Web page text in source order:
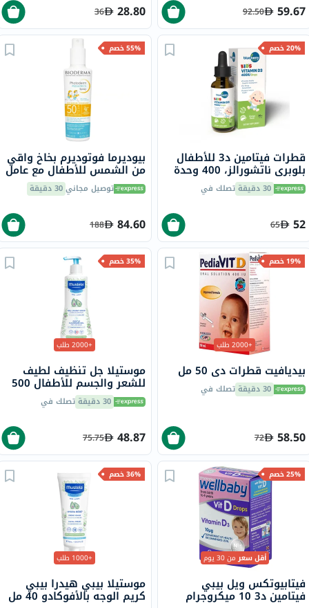
59.67
92.50
28.80
36
20% خصم
قطرات فيتامين د3 للأطفال
بلوبري ناتشورالز، 400 وحدة
دولية، 30 مل30 دقيقة تصلك في
52
65
55% خصم
بيوديرما فوتوديرم بخاخ واقي
من الشمس للأطفال مع عامل
حماية 50+، 200 ملتوصيل مجاني30 دقيقة
84.60
188
19% خصم
+2000 طلب
بيديافيت قطرات دي 50 مل
30 دقيقة تصلك في
58.50
72
35% خصم
+2000 طلب
موستيلا جل تنظيف لطيف
للشعر والجسم للأطفال 500
مل 30 دقيقة تصلك في
48.87
75.75
25% خصم
أقل سعرمن 30 يوم
فيتابيوتكس ويل بيبي
فيتامين د3 10 ميكروجرام
36% خصم
+1000 طلب
موستيلا بيبي هيدرا بيبي
كريم الوجه بالأفوكادو 40 مل